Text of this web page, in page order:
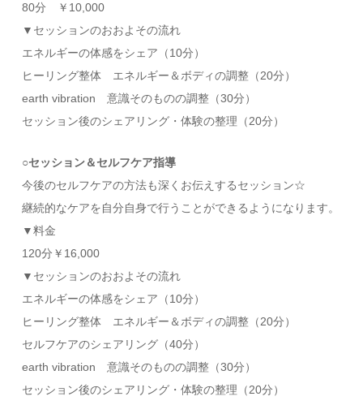
80分 ￥10,000
▼セッションのおおよその流れ
エネルギーの体感をシェア（10分）
ヒーリング整体 エネルギー＆ボディの調整（20分）
earth vibration 意識そのものの調整（30分）
セッション後のシェアリング・体験の整理（20分）
○セッション＆セルフケア指導
今後のセルフケアの方法も深くお伝えするセッション☆
継続的なケアを自分自身で行うことができるようになります。
▼料金
120分￥16,000
▼セッションのおおよその流れ
エネルギーの体感をシェア（10分）
ヒーリング整体 エネルギー＆ボディの調整（20分）
セルフケアのシェアリング（40分）
earth vibration 意識そのものの調整（30分）
セッション後のシェアリング・体験の整理（20分）